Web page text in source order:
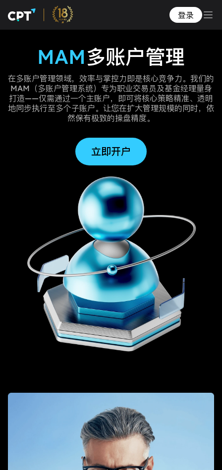
登录
MAM多账户管理
在多账户管理领域，效率与掌控力即是核心竞争力。我们的
MAM（多账户管理系统）专为职业交易员及基金经理量身
打造——仅需通过一个主账户，即可将核心策略精准、透明
地同步执行至多个子账户。让您在扩大管理规模的同时，依
然保有极致的操盘精度。
立即开户